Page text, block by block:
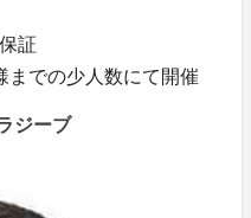
証
までの少人数にて開催
ジーブ